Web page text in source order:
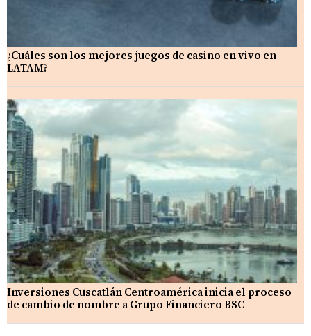
¿Cuáles son los mejores juegos de casino en vivo en
LATAM?
Inversiones Cuscatlán Centroamérica inicia el proceso
de cambio de nombre a Grupo Financiero BSC